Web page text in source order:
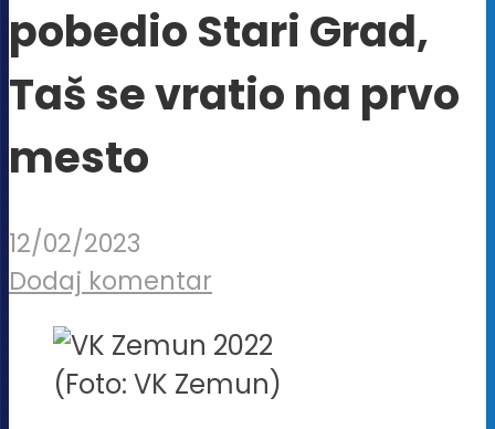
pobedio Stari Grad,
Taš se vratio na prvo
mesto
12/02/2023
Dodaj komentar
(Foto: VK Zemun)